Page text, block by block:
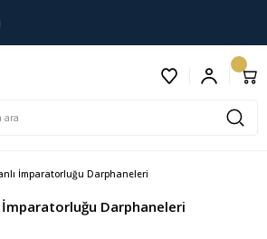
İmparatorluğu Darphaneleri
İmparatorluğu Darphaneleri